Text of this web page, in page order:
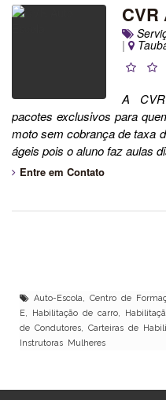
CVR
|
A
pacotes exclusivos para
moto sem cobrança de taxa
ágeis pois o aluno faz aulas
Entre em Contato
Auto-Escola, Centro de
E, Habilitação de carro,
de Condutores, Carteiras de
Instrutoras Mulheres